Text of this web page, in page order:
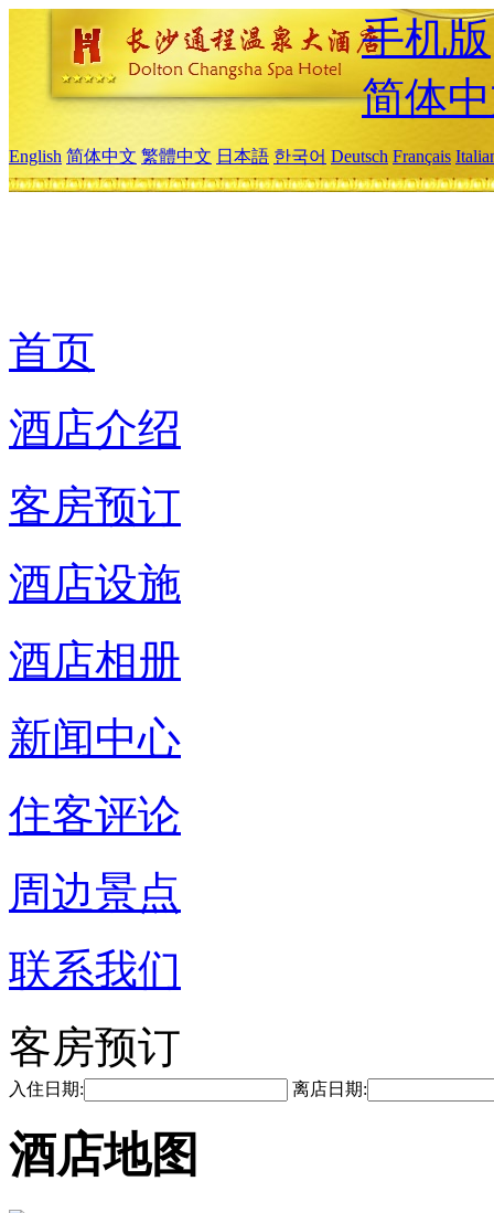
手机版
简体
English 简体中文 繁體中文 日本語 한국어 Deutsch Français
首页
酒店介绍
客房预订
酒店设施
酒店相册
新闻中心
住客评论
周边景点
联系我们
客房预订
入住日期: 离店日期:
酒店地图